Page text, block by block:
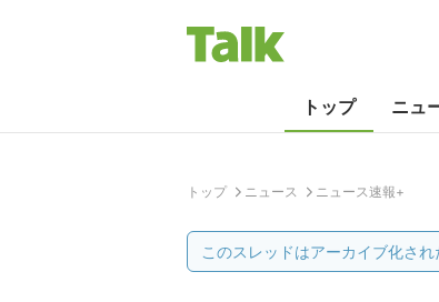
トップ ニュ
トップ ニュース ニュース速報+
このスレッドはアーカイブ化され